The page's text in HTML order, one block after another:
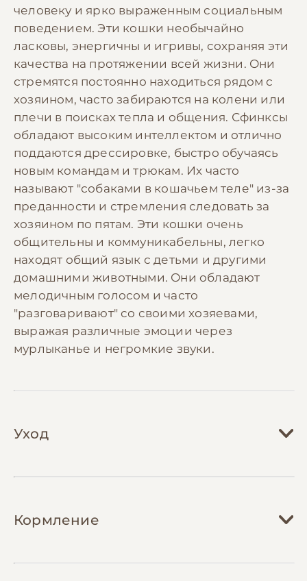
человеку и ярко выраженным социальным
поведением. Эти кошки необычайно
ласковы, энергичны и игривы, сохраняя эти
качества на протяжении всей жизни. Они
стремятся постоянно находиться рядом с
хозяином, часто забираются на колени или
плечи в поисках тепла и общения. Сфинксы
обладают высоким интеллектом и отлично
поддаются дрессировке, быстро обучаясь
новым командам и трюкам. Их часто
называют "собаками в кошачьем теле" из-за
преданности и стремления следовать за
хозяином по пятам. Эти кошки очень
общительны и коммуникабельны, легко
находят общий язык с детьми и другими
домашними животными. Они обладают
мелодичным голосом и часто
"разговаривают" со своими хозяевами,
выражая различные эмоции через
мурлыканье и негромкие звуки.
Уход
особенности из-за отсутствия шерстного
покрова. Кожа этих кошек нуждается в
протирать её влажной салфеткой 1-2 раза в
Кормление